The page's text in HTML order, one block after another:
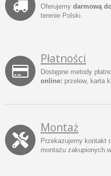
Oferujemy darmową
terenie Polski.
Płatności
Dostępne metody
online: przelew, karta
Montaż
Przekazujemy kontakt
montażu zakupionych